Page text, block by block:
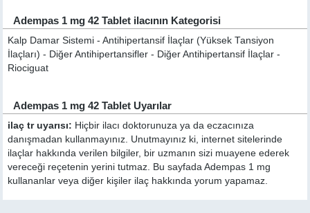
Adempas 1 mg 42 Tablet ilacının Kategorisi
Kalp Damar Sistemi - Antihipertansif İlaçlar (Yüksek Tansiyon
İlaçları) - Diğer Antihipertansifler - Diğer Antihipertansif İlaçlar -
Riociguat
Adempas 1 mg 42 Tablet Uyarılar
ilaç tr uyarısı: Hiçbir ilacı doktorunuza ya da eczacınıza
danışmadan kullanmayınız. Unutmayınız ki, internet sitelerinde
ilaçlar hakkında verilen bilgiler, bir uzmanın sizi muayene ederek
vereceği reçetenin yerini tutmaz. Bu sayfada Adempas 1 mg
kullananlar veya diğer kişiler ilaç hakkında yorum yapamaz.